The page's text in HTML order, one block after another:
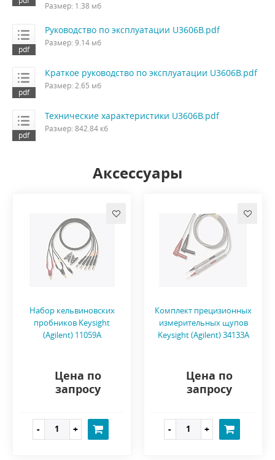
Размер: 1.38 мб
Руководство по эксплуатации U3606B.pdf
Размер: 9.14 мб
Краткое руководство по эксплуатации U3606B.pdf
Размер: 2.65 мб
Технические характеристики U3606B.pdf
Размер: 842.84 кб
Аксессуары
Набор кельвиновских
пробников Keysight
(Agilent) 11059A
Цена по
запросу
Комплект прецизионных
измерительных щупов
Keysight (Agilent) 34133A
Цена по
запросу